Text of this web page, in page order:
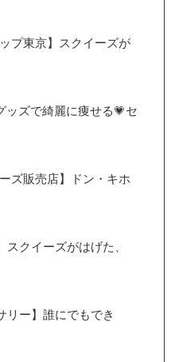
プ東京】スクイーズが
ッズで綺麗に痩せる💗セ
ズ販売店】ドン・キホ
スクイーズがはげた、
リー】誰にでもでき